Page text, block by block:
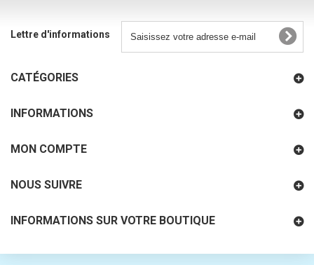
Lettre d'informations
CATÉGORIES
INFORMATIONS
MON COMPTE
NOUS SUIVRE
INFORMATIONS SUR VOTRE BOUTIQUE